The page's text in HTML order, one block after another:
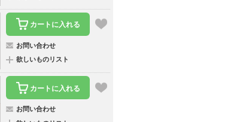
カートに入れる
お問い合わせ
欲しいものリスト
カートに入れる
お問い合わせ